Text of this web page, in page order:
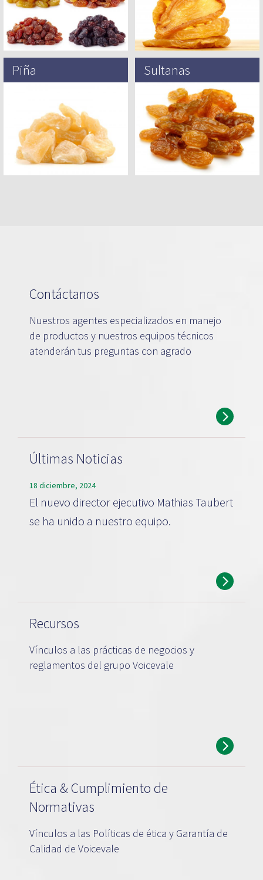
Piña
múltiple comestible que consiste en
bayas fusionadas, también
llamadas…
Sultanas
Se especula que la palabra
‘Sultana’ deriva del pueblo de Sal
en el occidente de Jordania – un
antiguo asentamiento…
Contáctanos
Nuestros agentes especializados en manejo
de productos y nuestros equipos técnicos
atenderán tus preguntas con agrado
Últimas Noticias
18 diciembre, 2024
El nuevo director ejecutivo Mathias Taubert
se ha unido a nuestro equipo.
Recursos
Vínculos a las prácticas de negocios y
reglamentos del grupo Voicevale
Ética & Cumplimiento de
Normativas
Vínculos a las Políticas de ética y Garantía de
Calidad de Voicevale